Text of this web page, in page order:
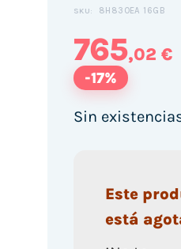
SKU: 8H830EA 16GB
765,02 €
-17%
Sin
Este
está